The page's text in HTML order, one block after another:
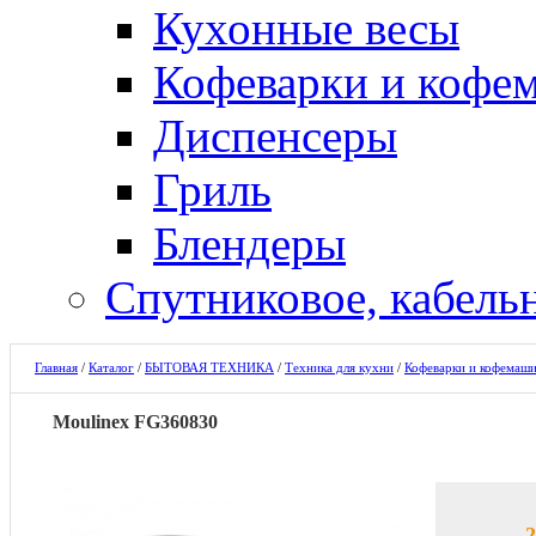
Кухонные весы
Кофеварки и
Диспенсеры
Гриль
Блендеры
Спутниковое,
Главная / Каталог / БЫТОВАЯ ТЕХНИКА / Техника для кухни / Кофеварки и
Moulinex FG360830